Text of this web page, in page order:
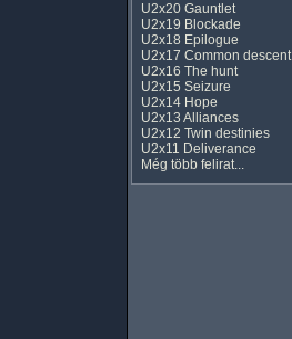
U2x20 Gauntlet
U2x19 Blockade
U2x18 Epilogue
U2x17 Common descent
U2x16 The hunt
U2x15 Seizure
U2x14 Hope
U2x13 Alliances
U2x12 Twin destinies
U2x11 Deliverance
Még több felirat...